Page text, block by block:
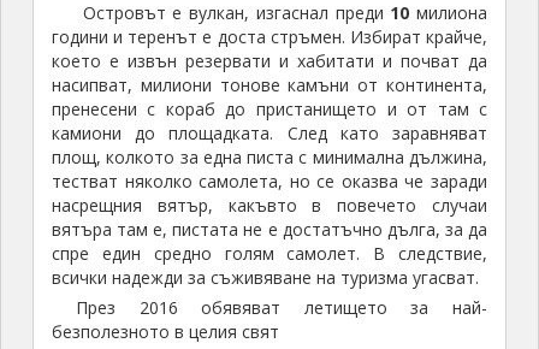
Островът е вулкан, изгаснал преди 10 милиона
години и теренът е доста стръмен. Избират крайче,
което е извън резервати и хабитати и почват да
насипват, милиони тонове камъни от континента,
пренесени с кораб до пристанището и от там с
камиони до площадката. След като заравняват
площ, колкото за една писта с минимална дължина,
тестват няколко самолета, но се оказва че заради
насрещния вятър, какъвто в повечето случаи
вятъра там е, пистата не е достатъчно дълга, за да
спре един средно голям самолет. В следствие,
всички надежди за съживяване на туризма угасват.
През 2016 oбявяват летището за най-
безполезното в целия свят